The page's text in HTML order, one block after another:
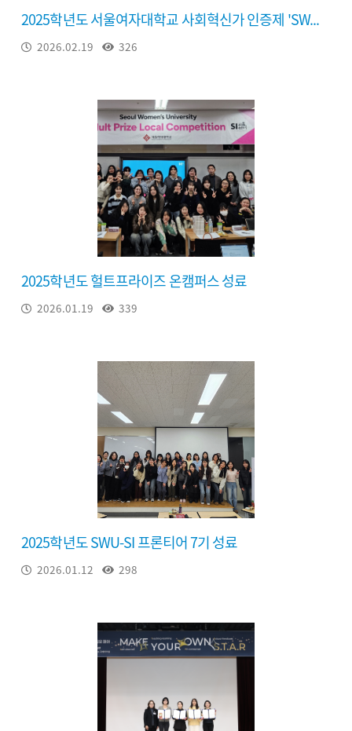
2025학년도 서울여자대학교 사회혁신가 인증제 'SW...
2026.02.19 326
2025학년도 헐트프라이즈 온캠퍼스 성료
2026.01.19 339
2025학년도 SWU-SI 프론티어 7기 성료
2026.01.12 298